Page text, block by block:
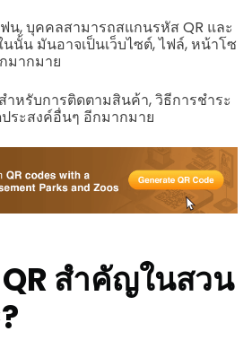
น, บุคคลสามารถสแกนรหัส QR และ
นั้น มันอาจเป็นเว็บไซต์, ไฟล์, หน้าโซ
มากมาย
ำหรับการติดตามสินค้า, วิธีการชำระ
ประสงค์อื่นๆ อีกมากมาย
สำคัญในสวน